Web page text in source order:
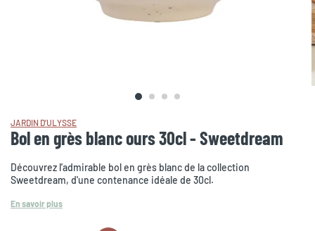
JARDIN D'ULYSSE
Bol en grès blanc ours 30cl - Sweetdream
Découvrez l'admirable bol en grès blanc de la collection
Sweetdream, d'une contenance idéale de 30cl.
En savoir plus